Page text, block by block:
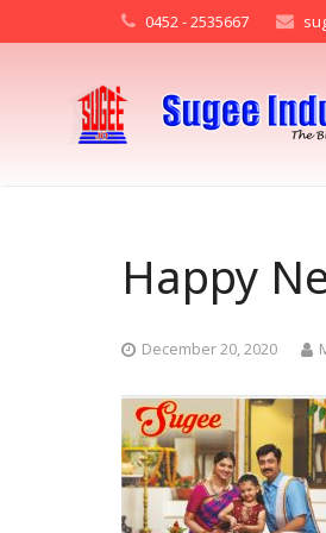
0452 - 2535667
Happy
December 20, 2020